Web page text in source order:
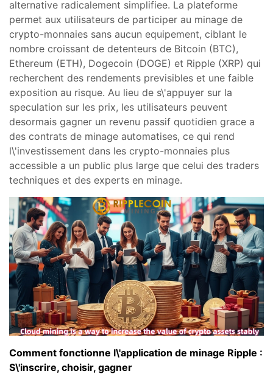
alternative radicalement simplifiee. La plateforme
permet aux utilisateurs de participer au minage de
crypto-monnaies sans aucun equipement, ciblant le
nombre croissant de detenteurs de Bitcoin (BTC),
Ethereum (ETH), Dogecoin (DOGE) et Ripple (XRP) qui
recherchent des rendements previsibles et une faible
exposition au risque. Au lieu de s\'appuyer sur la
speculation sur les prix, les utilisateurs peuvent
desormais gagner un revenu passif quotidien grace a
des contrats de minage automatises, ce qui rend
l\'investissement dans les crypto-monnaies plus
accessible a un public plus large que celui des traders
techniques et des experts en minage.
Comment fonctionne l\'application de minage Ripple :
S\'inscrire, choisir, gagner